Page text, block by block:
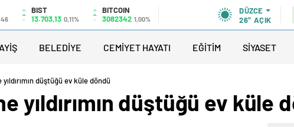
BIST
13.703,13 0,11%
BITCOIN
3082342 1,00%
DÜZCE
26° AÇIK
BELEDİYE CEMİYET HAYATI EĞİTİM SİYASET
düştüğü ev küle döndü
yıldırımın düştüğü ev küle